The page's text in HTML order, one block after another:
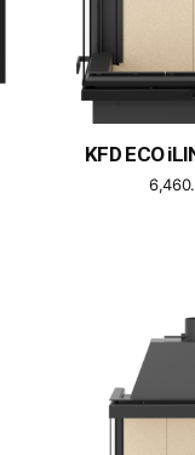
KFD ECO